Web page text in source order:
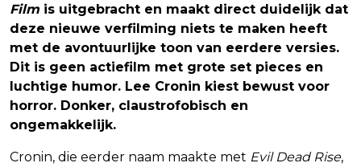
Film is uitgebracht en maakt direct duidelijk dat
deze nieuwe verfilming niets te maken heeft
met de avontuurlijke toon van eerdere versies.
Dit is geen actiefilm met grote set pieces en
luchtige humor. Lee Cronin kiest bewust voor
horror. Donker, claustrofobisch en
ongemakkelijk.
Cronin, die eerder naam maakte met Evil Dead Rise,